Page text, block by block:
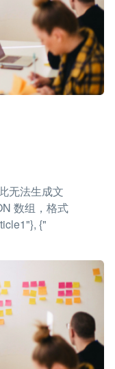
无法生成文
数组，格式
{"